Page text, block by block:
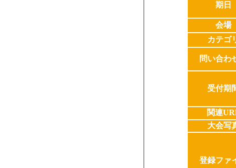
期日
会場
カテゴ
問い合わ
受付期
関連
大会写
登録ファ